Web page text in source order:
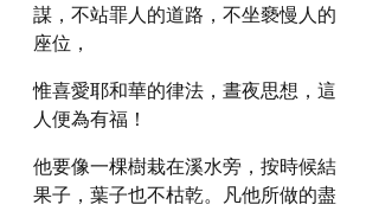
謀，不站罪人的道路，不坐褻慢人的
座位，
惟喜愛耶和華的律法，晝夜思想，這
人便為有福！
他要像一棵樹栽在溪水旁，按時候結
果子，葉子也不枯乾。凡他所做的盡